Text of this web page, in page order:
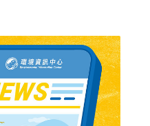
複研究表明，這些農
）和獲1993年諾貝爾
第一次對基因改造作
程院和美國國家醫學院
Engineered